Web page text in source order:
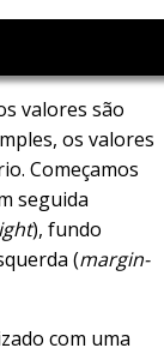
valores são
os valores
Começamos
seguida
), fundo
(margin-
com uma